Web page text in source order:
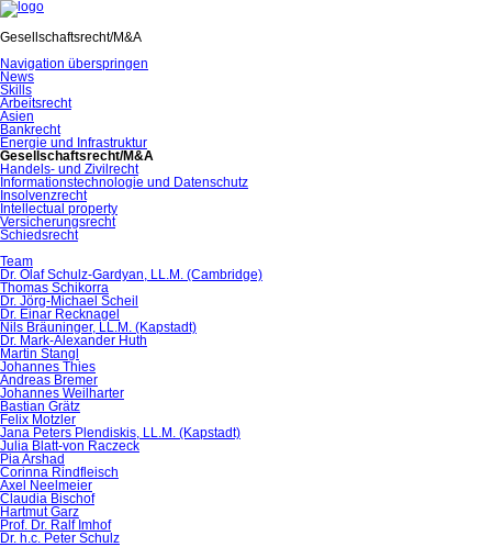
Gesellschaftsrecht/M&A
Navigation überspringen
News
Skills
Arbeitsrecht
Asien
Bankrecht
Energie und Infrastruktur
Gesellschaftsrecht/M&A
Handels- und Zivilrecht
Informationstechnologie und Datenschutz
Insolvenzrecht
Intellectual property
Versicherungsrecht
Schiedsrecht
Team
Dr. Olaf Schulz-Gardyan, LL.M. (Cambridge)
Thomas Schikorra
Dr. Jörg-Michael Scheil
Dr. Einar Recknagel
Nils Bräuninger, LL.M. (Kapstadt)
Dr. Mark-Alexander Huth
Martin Stangl
Johannes Thies
Andreas Bremer
Johannes Weilharter
Bastian Grätz
Felix Motzler
Jana Peters Plendiskis, LL.M. (Kapstadt)
Julia Blatt-von Raczeck
Pia Arshad
Corinna Rindfleisch
Axel Neelmeier
Claudia Bischof
Hartmut Garz
Prof. Dr. Ralf Imhof
Dr. h.c. Peter Schulz